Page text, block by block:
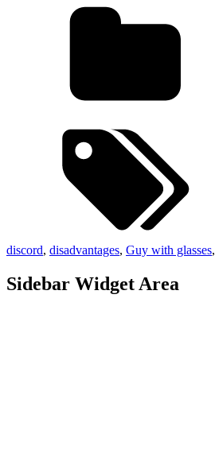
discord, disadvantages, Guy with glasses,
Sidebar Widget Area